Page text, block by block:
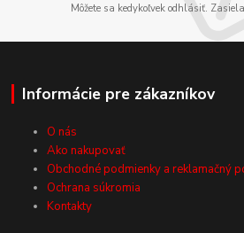
Môžete sa kedykoľvek odhlásiť.
Informácie pre zákazníkov
O nás
Ako nakupovať
Obchodné podmienky a reklamačný
Ochrana súkromia
Kontakty